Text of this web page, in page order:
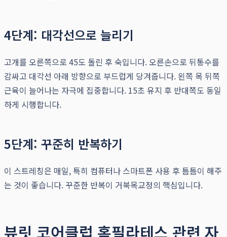
4단계: 대각선으로 늘리기
고개를 오른쪽으로 45도 돌린 후 숙입니다. 오른손으로 뒤통수를
감싸고 대각선 아래 방향으로 부드럽게 당겨줍니다. 왼쪽 목 뒤쪽
근육이 늘어나는 자극에 집중합니다. 15초 유지 후 반대쪽도 동일
하게 시행합니다.
5단계: 꾸준히 반복하기
이 스트레칭은 매일, 특히 컴퓨터나 스마트폰 사용 후 틈틈이 해주
는 것이 좋습니다. 꾸준한 반복이 거북목교정의 핵심입니다.
뷰릿 코어클럽 홈필라테스 관련 자